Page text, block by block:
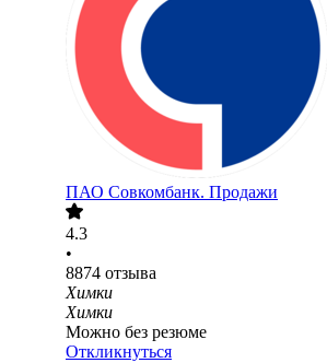
ПАО Совкомбанк. Продажи
4.3
•
8874 отзыва
Химки
Химки
Можно без резюме
Откликнуться